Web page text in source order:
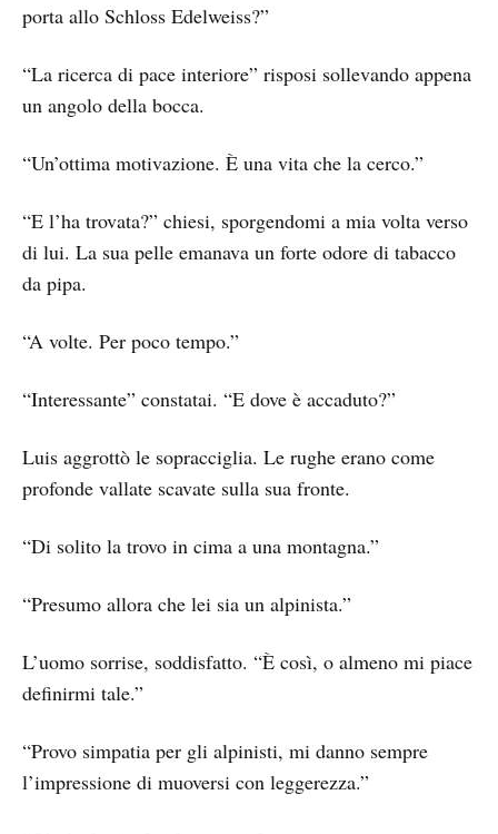
porta allo Schloss Edelweiss?”
“La ricerca di pace interiore” risposi sollevando appena
un angolo della bocca.
“Un’ottima motivazione. È una vita che la cerco.”
“E l’ha trovata?” chiesi, sporgendomi a mia volta verso
di lui. La sua pelle emanava un forte odore di tabacco
da pipa.
“A volte. Per poco tempo.”
“Interessante” constatai. “E dove è accaduto?”
Luis aggrottò le sopracciglia. Le rughe erano come
profonde vallate scavate sulla sua fronte.
“Di solito la trovo in cima a una montagna.”
“Presumo allora che lei sia un alpinista.”
L’uomo sorrise, soddisfatto. “È così, o almeno mi piace
definirmi tale.”
“Provo simpatia per gli alpinisti, mi danno sempre
l’impressione di muoversi con leggerezza.”